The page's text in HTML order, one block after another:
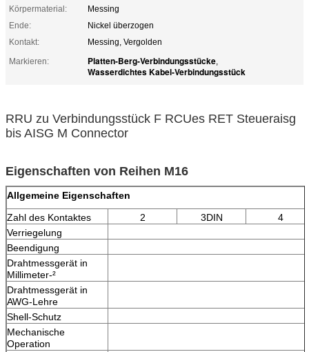
Körpermaterial:
Messing
Ende:
Nickel überzogen
Kontakt:
Messing, Vergolden
Markieren:
Platten-Berg-Verbindungsstücke,
Wasserdichtes Kabel-Verbindungsstück
RRU zu Verbindungsstück F RCUes RET Steueraisg
bis AISG M Connector
Eigenschaften von Reihen M16
Allgemeine Eigenschaften
Zahl des Kontaktes
2 3DIN
4
Verriegelung
Beendigung
Drahtmessgerät in
Millimeter-²
Drahtmessgerät in
AWG-Lehre
Shell-Schutz
Mechanische
Operation